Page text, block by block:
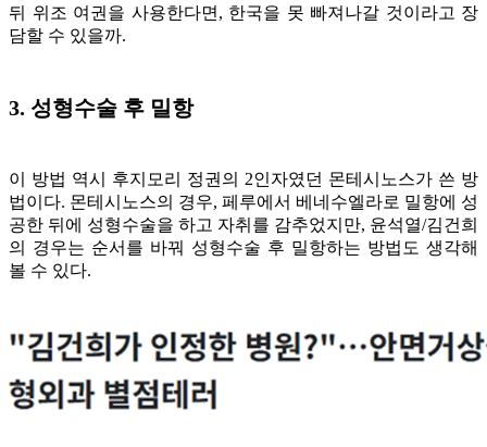
뒤 위조 여권을 사용한다면, 한국을 못 빠져나갈 것이라고 장
담할 수 있을까.
3. 성형수술 후 밀항
이 방법 역시 후지모리 정권의 2인자였던 몬테시노스가 쓴 방
법이다. 몬테시노스의 경우, 페루에서 베네수엘라로 밀항에 성
공한 뒤에 성형수술을 하고 자취를 감추었지만, 윤석열/김건희
의 경우는 순서를 바꿔 성형수술 후 밀항하는 방법도 생각해
볼 수 있다.